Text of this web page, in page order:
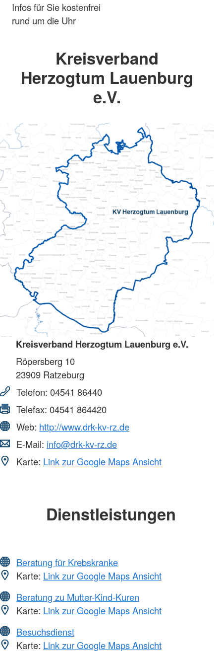
Infos für Sie kostenfrei
rund um die Uhr
Kreisverband
Herzogtum Lauenburg
e.V.
Kreisverband Herzogtum Lauenburg e.V.
Röpersberg 10
23909 Ratzeburg
Telefon: 04541 86440
Telefax: 04541 864420
Web: http://www.drk-kv-rz.de
E-Mail: info@drk-kv-rz.de
Karte: Link zur Google Maps Ansicht
Dienstleistungen
Beratung für Krebskranke
Karte: Link zur Google Maps Ansicht
Beratung zu Mutter-Kind-Kuren
Karte: Link zur Google Maps Ansicht
Besuchsdienst
Karte: Link zur Google Maps Ansicht